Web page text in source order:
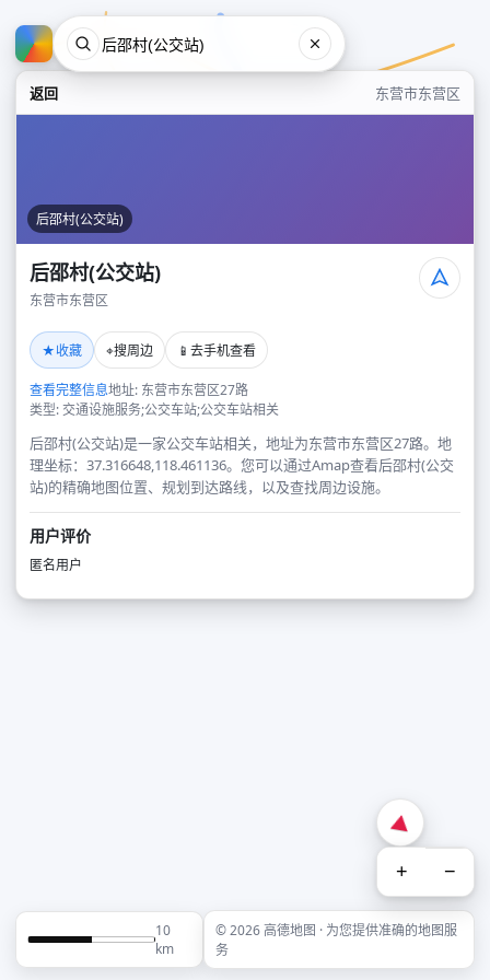
返回 东营市东营区
后邵村(公交站)
后邵村(公交站)
东营市东营区
★收藏 ⌖搜周边 📱 去手机查看
查看完整信息地址: 东营市东营区27路
类型: 交通设施服务;公交车站;公交车站相关
后邵村(公交站)是一家公交车站相关，地址为东营市东营区27路。地
理坐标：37.316648,118.461136。您可以通过Amap查看后邵村(公交
站)的精确地图位置、规划到达路线，以及查找周边设施。
用户评价
匿名用户
+ −
10
km
© 2026 高德地图 · 为您提供准确的地图服
务